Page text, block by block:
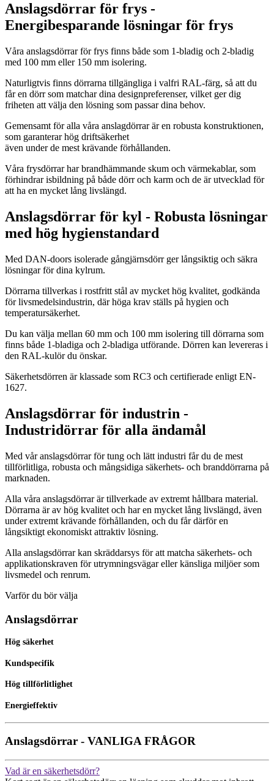
Anslagsdörrar för frys -
Energibesparande lösningar för frys
Våra anslagsdörrar för frys finns både som 1-bladig och 2-bladig
med 100 mm eller 150 mm isolering.
Naturligtvis finns dörrarna tillgängliga i valfri RAL-färg, så att du
får en dörr som matchar dina designpreferenser, vilket ger dig
friheten att välja den lösning som passar dina behov.
Gemensamt för alla våra anslagdörrar är en robusta konstruktionen,
som garanterar hög driftsäkerhet
även under de mest krävande förhållanden.
Våra frysdörrar har brandhämmande skum och värmekablar, som
förhindrar isbildning på både dörr och karm och de är utvecklad för
att ha en mycket lång livslängd.
Anslagsdörrar för kyl - Robusta lösningar
med hög hygienstandard
Med DAN-doors isolerade gångjärnsdörr ger långsiktig och säkra
lösningar för dina kylrum.
Dörrarna tillverkas i rostfritt stål av mycket hög kvalitet, godkända
för livsmedelsindustrin, där höga krav ställs på hygien och
temperatursäkerhet.
Du kan välja mellan 60 mm och 100 mm isolering till dörrarna som
finns både 1-bladiga och 2-bladiga utförande. Dörren kan levereras i
den RAL-kulör du önskar.
Säkerhetsdörren är klassade som RC3 och certifierade enligt EN-
1627.
Anslagsdörrar för industrin -
Industridörrar för alla ändamål
Med vår anslagsdörrar för tung och lätt industri får du de mest
tillförlitliga, robusta och mångsidiga säkerhets- och branddörrarna på
marknaden.
Alla våra anslagsdörrar är tillverkade av extremt hållbara material.
Dörrarna är av hög kvalitet och har en mycket lång livslängd, även
under extremt krävande förhållanden, och du får därför en
långsiktigt ekonomiskt attraktiv lösning.
Alla anslagsdörrar kan skräddarsys för att matcha säkerhets- och
applikationskraven för utrymningsvägar eller känsliga miljöer som
livsmedel och renrum.
Varför du bör välja
Anslagsdörrar
Hög säkerhet
Kundspecifik
Hög tillförlitlighet
Energieffektiv
Anslagsdörrar - VANLIGA FRÅGOR
Vad är en säkerhetsdörr?